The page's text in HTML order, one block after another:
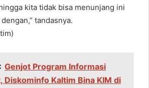
kita tidak bisa menunjang ini
tandasnya.
Genjot Program Informasi
Diskominfo Kaltim Bina KIM di